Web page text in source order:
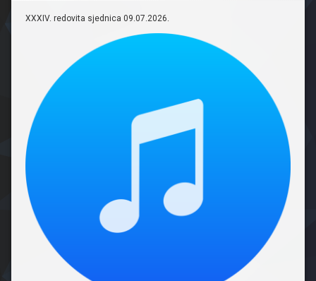
XXXIV. redovita sjednica 09.07.2026.